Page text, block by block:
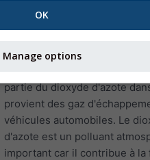
polluant atmosphérique
la combustion de
partie du dioxyde d'azote
provient des gaz
véhicules automobiles. Le
d'azote est un polluant
important car il contribue à la
OK
Manage options